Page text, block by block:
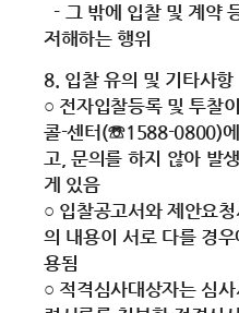
- 그 밖에 입찰 및 계약
저해하는 행위
8. 입찰 유의 및 기타사항
○ 전자입찰등록 및 투찰
콜-센터(☏1588-0800)에
고, 문의를 하지 않아 발
게 있음
○ 입찰공고서와 제안요
의 내용이 서로 다를 경
용됨
○ 적격심사대상자는 심